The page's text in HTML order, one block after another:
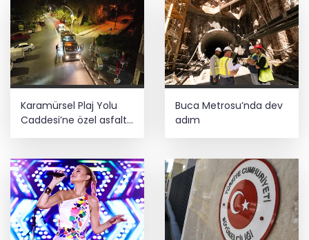
Karamürsel Plaj Yolu
Caddesi’ne özel asfalt
Buca Metrosu’nda dev
adım